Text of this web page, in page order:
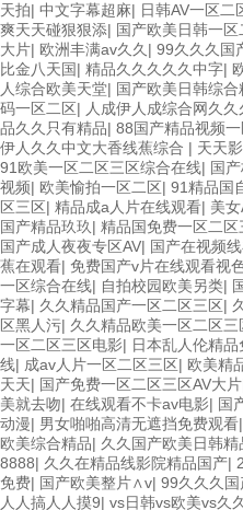
天拍| 中文字幕超麻| 日韩AV一区二
爽天天碰狠狠添| 国产欧美日韩一
大片| 欧洲丰满av久久 | 99久久久国
比金八天国| 精品久久久久久中字|
人综合欧美天堂| 国产欧美日韩综合
码一区二区| 人成伊人成综合网久久
品久久只有精品| 88国产精品视频
伊人久久中文大香线蕉综合 | 天天
91欧美一区二区三区综合在线| 国
视频| 欧美愉拍一区二区| 91精品国
区三区| 精品成a人片在线观看| 美
国产精品玖玖| 精品国免费一区二区
国产成人夜夜专区AV| 国产在视频
蕉在观看| 免费国产v片在线观看视
一区综合在线| 自拍校园欧美另类|
字幕| 久久精品国产一区二区三区|
区黑人污| 久久精品欧美一区二区三
一区二区三区电影| 日本乱人伦精
线| 成av人片一区二区三区| 欧美精
天天| 国产免费一区二区三区AV大片
美就去吻| 在线观看不卡av电影| 国
动漫| 男女啪啪高清无遮挡免费观看|
欧美综合精品| 久久国产欧美日韩精
8888| 久久在精品线影院精品国产|
免费| 国产欧美整片∧v| 99久久久国
人人搞人人摸9| vs日韩vs欧美vs久久